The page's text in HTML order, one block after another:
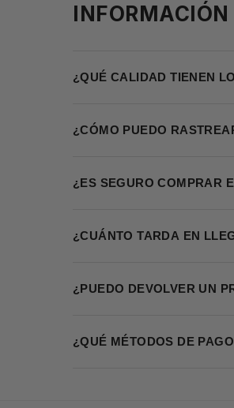
¿QUÉ CALIDAD TIENEN
¿CÓMO PUEDO
¿ES SEGURO COMPRAR
¿CUÁNTO TARDA EN
¿PUEDO DEVOLVER UN
¿QUÉ MÉTODOS DE